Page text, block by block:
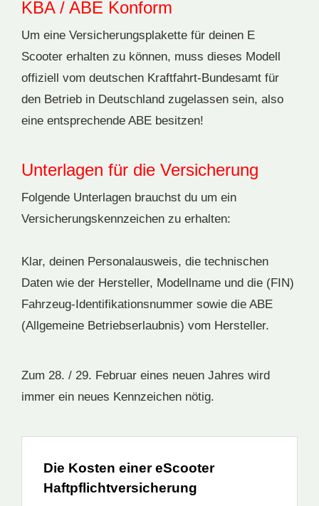
KBA / ABE Konform
Um eine Versicherungsplakette für deinen E
Scooter erhalten zu können, muss dieses Modell
offiziell vom deutschen Kraftfahrt-Bundesamt für
den Betrieb in Deutschland zugelassen sein, also
eine entsprechende ABE besitzen!
Unterlagen für die Versicherung
Folgende Unterlagen brauchst du um ein
Versicherungskennzeichen zu erhalten:
Klar, deinen Personalausweis, die technischen
Daten wie der Hersteller, Modellname und die (FIN)
Fahrzeug-Identifikationsnummer sowie die ABE
(Allgemeine Betriebserlaubnis) vom Hersteller.
Zum 28. / 29. Februar eines neuen Jahres wird
immer ein neues Kennzeichen nötig.
Die Kosten einer eScooter
Haftpflichtversicherung